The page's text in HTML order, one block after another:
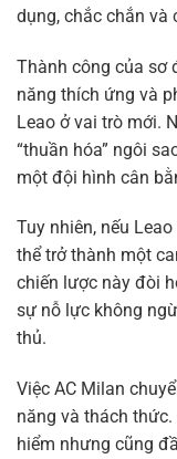
dụng, chắc chắn và
Thành công của sơ
năng thích ứng và
Leao ở vai trò mới.
“thuần hóa” ngôi
một đội hình cân
Tuy nhiên, nếu
thể trở thành một
chiến lược này đòi
sự nỗ lực không
thủ.
Việc AC Milan
năng và thách
hiểm nhưng cũng